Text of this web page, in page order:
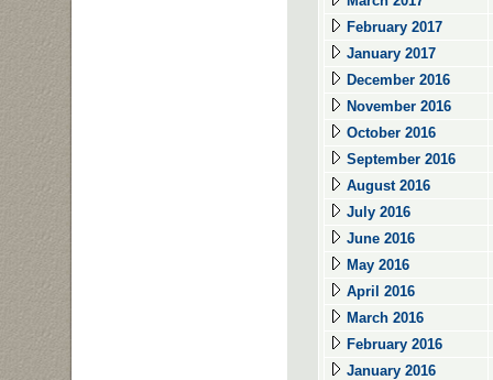
February 2017
January 2017
December 2016
November 2016
October 2016
September 2016
August 2016
July 2016
June 2016
May 2016
April 2016
March 2016
February 2016
January 2016